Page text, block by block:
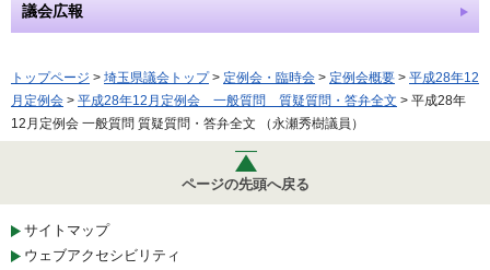
議会広報
トップページ > 埼玉県議会トップ> 定例会・臨時会 > 定例会概要 > 平成28年12
月定例会 > 平成28年12月定例会 一般質問 質疑質問・答弁全文 > 平成28年
12月定例会 一般質問 質疑質問・答弁全文 （永瀬秀樹議員）
ページの先頭へ戻る
サイトマップ
ウェブアクセシビリティ